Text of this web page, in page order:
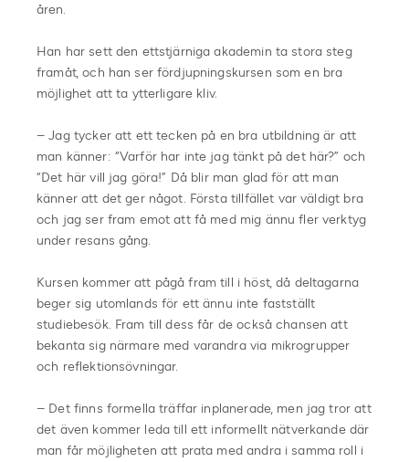
åren.
Han har sett den ettstjärniga akademin ta stora steg
framåt, och han ser fördjupningskursen som en bra
möjlighet att ta ytterligare kliv.
– Jag tycker att ett tecken på en bra utbildning är att
man känner: “Varför har inte jag tänkt på det här?” och
“Det här vill jag göra!” Då blir man glad för att man
känner att det ger något. Första tillfället var väldigt bra
och jag ser fram emot att få med mig ännu fler verktyg
under resans gång.
Kursen kommer att pågå fram till i höst, då deltagarna
beger sig utomlands för ett ännu inte fastställt
studiebesök. Fram till dess får de också chansen att
bekanta sig närmare med varandra via mikrogrupper
och reflektionsövningar.
– Det finns formella träffar inplanerade, men jag tror att
det även kommer leda till ett informellt nätverkande där
man får möjligheten att prata med andra i samma roll i